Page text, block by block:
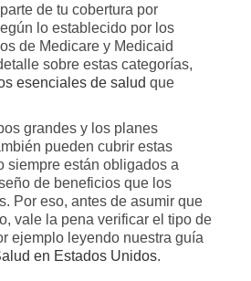
de tu cobertura por
lo establecido por los
de Medicare y Medicaid
sobre estas categorías,
esenciales de salud que
grandes y los planes
pueden cubrir estas
siempre están obligados a
de beneficios que los
Por eso, antes de asumir que
vale la pena verificar el tipo de
ejemplo leyendo nuestra guía
en Estados Unidos.